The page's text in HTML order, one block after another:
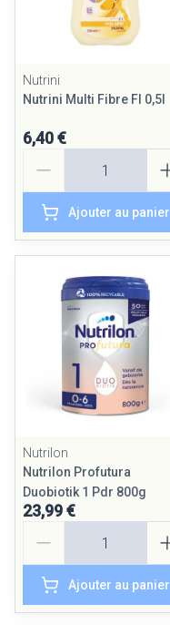
Nutrini
Nutrini Multi Fibre Fl 0,5l
6,40 €
Ajouter au panier
Nutrilon
Nutrilon Profutura
Duobiotik 1 Pdr 800g
23,99 €
Ajouter au panier